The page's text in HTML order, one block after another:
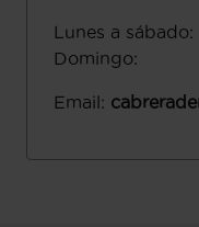
Lunes a sábado:
Domingo:
Email: